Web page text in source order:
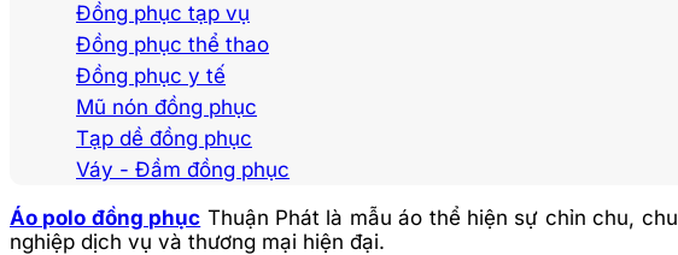
Đồng phục tạp vụ
Đồng phục thể thao
Đồng phục y tế
Mũ nón đồng phục
Tạp dề đồng phục
Váy - Đầm đồng phục
Áo polo đồng phục Thuận Phát là mẫu áo thể hiện sự chỉn chu,
nghiệp dịch vụ và thương mại hiện đại.